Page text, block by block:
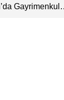
Taşımıyor
Gayrimenkul